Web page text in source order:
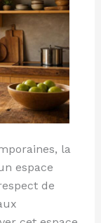
la
espace
de